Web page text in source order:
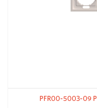
PFR00-5003-09